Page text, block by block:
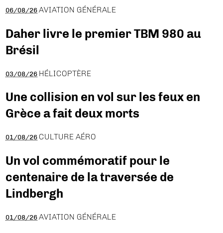
06/08/26 AVIATION GÉNÉRALE
Daher livre le premier TBM 980 au
Brésil
03/08/26 HÉLICOPTÈRE
Une collision en vol sur les feux en
Grèce a fait deux morts
01/08/26 CULTURE AÉRO
Un vol commémoratif pour le
centenaire de la traversée de
Lindbergh
01/08/26 AVIATION GÉNÉRALE